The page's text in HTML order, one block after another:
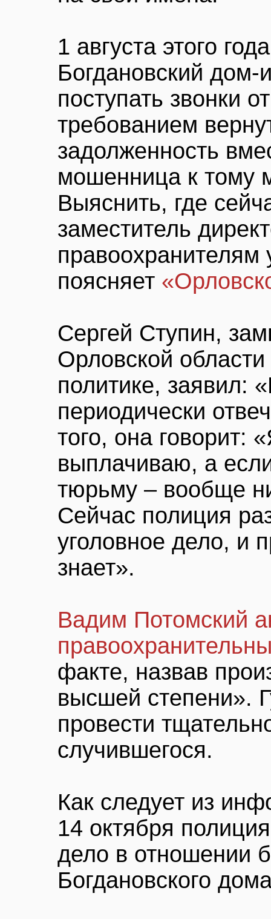
1 августа этого
Богдановский дом-
поступать звонки
требованием
задолженность
мошенница к тому
Выяснить, где
заместитель
правоохранителям
поясняет
Сергей Ступин,
Орловской
политике, заявил:
периодически
того, она говорит:
выплачиваю, а
тюрьму – вообще
Сейчас полиция
уголовное дело, и
знает».
Вадим Потомский
факте, назвав
высшей степени».
провести
случившегося.
Как следует из
14 октября
дело в отношении
Богдановского